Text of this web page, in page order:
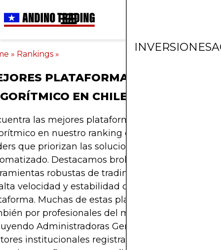
INVERSIONES
» Rankings »
PLATAFORMAS DE TRADING
EN CHILE
las mejores plataformas para trading
en nuestro ranking exclusivo, pensado
que priorizan las soluciones de trading
Destacamos brokers que ofrecen
robustas de trading algorítmico,
velocidad y estabilidad confiable de la
Muchas de estas plataformas son
por profesionales del mercado chileno —
Administradoras Generales de Fondos y
institucionales registrados— que buscan